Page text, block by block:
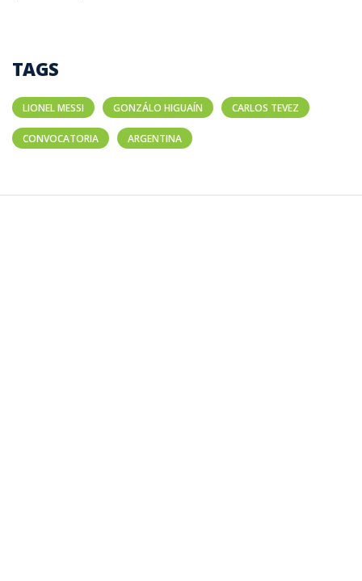
TAGS
LIONEL MESSI GONZÁLO HIGUAÍN CARLOS TEVEZ
CONVOCATORIA ARGENTINA